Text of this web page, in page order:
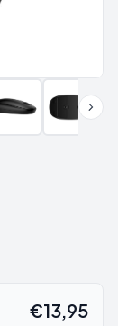
€13,95